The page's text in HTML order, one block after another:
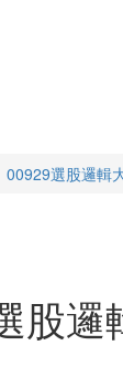
選股邏輯
股